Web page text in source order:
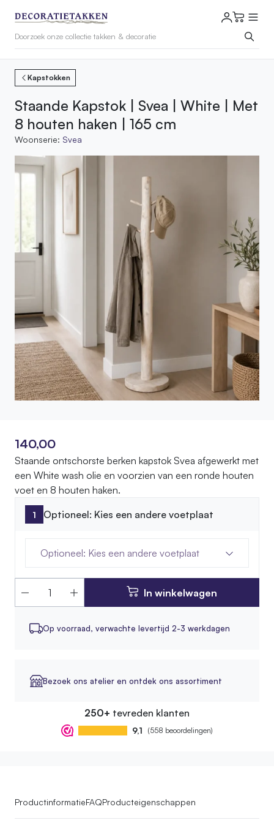
Kapstokken
Staande Kapstok | Svea | White | Met
8 houten haken | 165 cm
Woonserie: Svea
140,00
Staande ontschorste berken kapstok Svea afgewerkt met
een White wash olie en voorzien van een ronde houten
voet en 8 houten haken.
Optioneel: Kies een andere voetplaat
Optioneel: Kies een andere voetplaat
In winkelwagen
Op voorraad, verwachte levertijd 2-3 werkdagen
Bezoek ons atelier en ontdek ons assortiment
250+ tevreden klanten
9,1 (558 beoordelingen)
ProductinformatieFAQProducteigenschappen